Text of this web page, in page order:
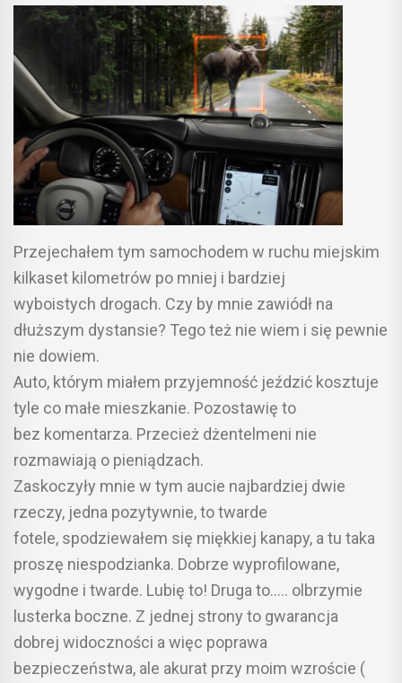
Przejechałem tym samochodem w ruchu miejskim
kilkaset kilometrów po mniej i bardziej
wyboistych drogach. Czy by mnie zawiódł na
dłuższym dystansie? Tego też nie wiem i się pewnie
nie dowiem.
Auto, którym miałem przyjemność jeździć kosztuje
tyle co małe mieszkanie. Pozostawię to
bez komentarza. Przecież dżentelmeni nie
rozmawiają o pieniądzach.
Zaskoczyły mnie w tym aucie najbardziej dwie
rzeczy, jedna pozytywnie, to twarde
fotele, spodziewałem się miękkiej kanapy, a tu taka
proszę niespodzianka. Dobrze wyprofilowane,
wygodne i twarde. Lubię to! Druga to….. olbrzymie
lusterka boczne. Z jednej strony to gwarancja
dobrej widoczności a więc poprawa
bezpieczeństwa, ale akurat przy moim wzroście (